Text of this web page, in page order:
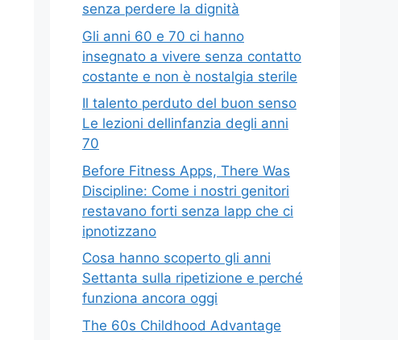
senza perdere la dignità
Gli anni 60 e 70 ci hanno
insegnato a vivere senza contatto
costante e non è nostalgia sterile
Il talento perduto del buon senso
Le lezioni dellinfanzia degli anni
70
Before Fitness Apps, There Was
Discipline: Come i nostri genitori
restavano forti senza lapp che ci
ipnotizzano
Cosa hanno scoperto gli anni
Settanta sulla ripetizione e perché
funziona ancora oggi
The 60s Childhood Advantage